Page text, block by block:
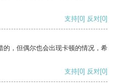
支持[0] 反对[0]
的，但偶尔也会出现卡顿的情况，希
支持[0] 反对[0]